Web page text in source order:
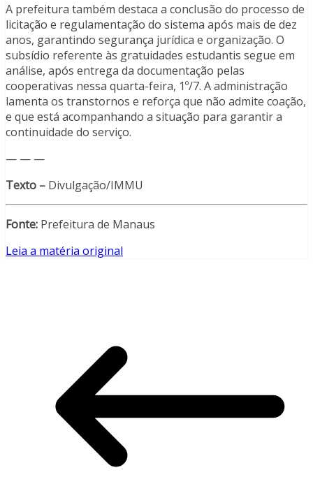
A prefeitura também destaca a conclusão do processo de
licitação e regulamentação do sistema após mais de dez
anos, garantindo segurança jurídica e organização. O
subsídio referente às gratuidades estudantis segue em
análise, após entrega da documentação pelas
cooperativas nessa quarta-feira, 1º/7. A administração
lamenta os transtornos e reforça que não admite coação,
e que está acompanhando a situação para garantir a
continuidade do serviço.
— — —
Texto – Divulgação/IMMU
Fonte: Prefeitura de Manaus
Leia a matéria original